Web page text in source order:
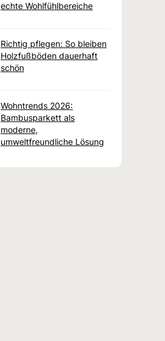
echte Wohlfühlbereiche
Richtig pflegen: So bleiben
Holzfußböden dauerhaft
schön
Wohntrends 2026:
Bambusparkett als
moderne,
umweltfreundliche Lösung